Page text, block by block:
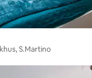
S.Martino